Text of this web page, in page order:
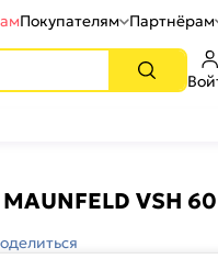
Покупателям Партнёрам
VSH